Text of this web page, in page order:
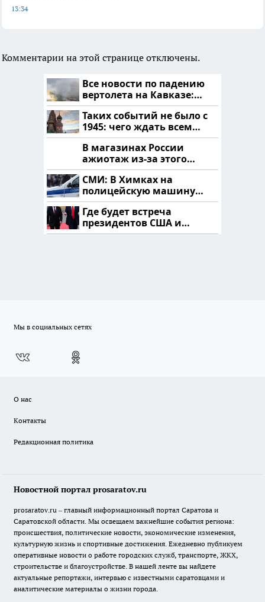
13:34
Комментарии на этой странице отключены.
Все новости по падению
вертолета на Кавказе:
читать здесь
Таких событий не было с
1945: чего ждать всем
нам?
В магазинах России
ажиотаж из-за этого
продукта: что купить?
СМИ: В Химках на
полицейскую машину
напали и подожгли.
Где будет встреча
президентов США и
России: Европа?
Мы в социальных сетях
О нас
Контакты
Редакционная политика
Новостной портал prosaratov.ru
prosaratov.ru – главный информационный портал Саратова и
Саратовской области. Мы освещаем важнейшие события региона:
происшествия, политические новости, экономические изменения,
культурную жизнь и спортивные достижения. Ежедневно публикуем
оперативные новости о работе городских служб, транспорте, ЖКХ,
строительстве и благоустройстве. В нашей ленте вы найдете
актуальные репортажи, интервью с известными саратовцами и
аналитические материалы о жизни города.